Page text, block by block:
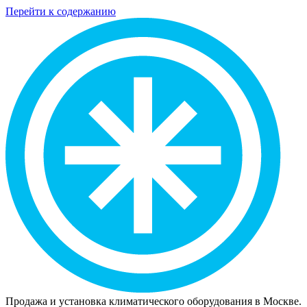
Перейти к содержанию
Продажа и установка климатического оборудования в Москве.